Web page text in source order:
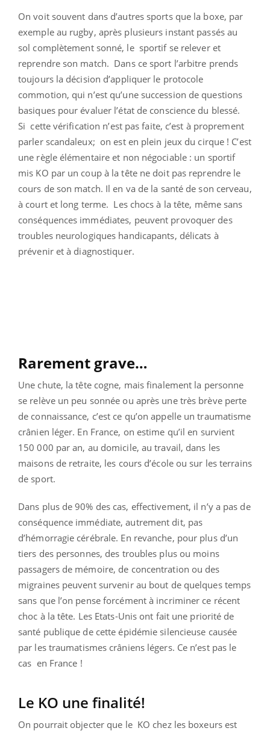
On voit souvent dans d’autres sports que la boxe, par
exemple au rugby, après plusieurs instant passés au
sol complètement sonné, le sportif se relever et
reprendre son match. Dans ce sport l’arbitre prends
toujours la décision d’appliquer le protocole
commotion, qui n’est qu’une succession de questions
basiques pour évaluer l’état de conscience du blessé.
Si cette vérification n’est pas faite, c’est à proprement
parler scandaleux; on est en plein jeux du cirque ! C’est
une règle élémentaire et non négociable : un sportif
mis KO par un coup à la tête ne doit pas reprendre le
cours de son match. Il en va de la santé de son cerveau,
à court et long terme. Les chocs à la tête, même sans
conséquences immédiates, peuvent provoquer des
troubles neurologiques handicapants, délicats à
prévenir et à diagnostiquer.
Rarement grave…
Une chute, la tête cogne, mais finalement la personne
se relève un peu sonnée ou après une très brève perte
de connaissance, c’est ce qu’on appelle un traumatisme
crânien léger. En France, on estime qu’il en survient
150 000 par an, au domicile, au travail, dans les
maisons de retraite, les cours d’école ou sur les terrains
de sport.
Dans plus de 90% des cas, effectivement, il n’y a pas de
conséquence immédiate, autrement dit, pas
d’hémorragie cérébrale. En revanche, pour plus d’un
tiers des personnes, des troubles plus ou moins
passagers de mémoire, de concentration ou des
migraines peuvent survenir au bout de quelques temps
sans que l’on pense forcément à incriminer ce récent
choc à la tête. Les Etats-Unis ont fait une priorité de
santé publique de cette épidémie silencieuse causée
par les traumatismes crâniens légers. Ce n’est pas le
cas en France !
Le KO une finalité!
On pourrait objecter que le KO chez les boxeurs est